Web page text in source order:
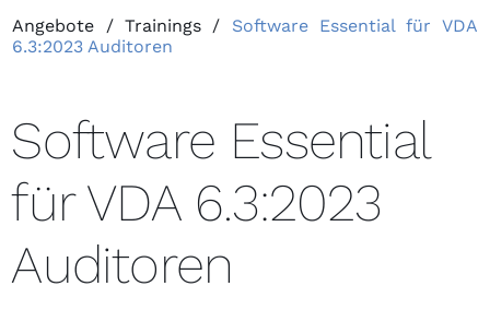
Angebote / Trainings/ Software Essential für VDA
6.3:2023 Auditoren
Software Essential
für VDA 6.3:2023
Auditoren